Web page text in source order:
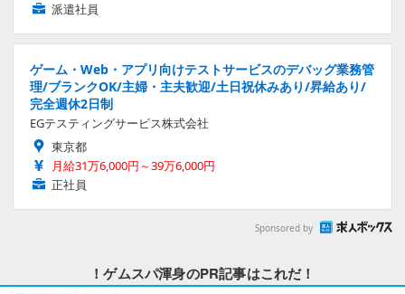
派遣社員
ゲーム・Web・アプリ向けテストサービスのデバッグ業務管
理/ブランクOK/主婦・主夫歓迎/土日祝休みあり/昇給あり/
完全週休2日制
EGテスティングサービス株式会社
東京都
月給31万6,000円～39万6,000円
正社員
Sponsored by
！ゲムスパ渾身のPR記事はこれだ！